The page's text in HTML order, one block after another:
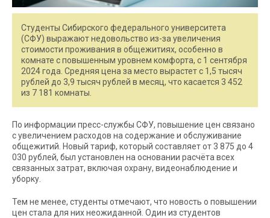
Студенты Сибирского федерального университета
(СФУ) выражают недовольство из-за увеличения
стоимости проживания в общежитиях, особенно в
комнате с повышенным уровнем комфорта, с 1 сентября
2024 года. Средняя цена за место вырастет с 1,5 тысяч
рублей до 3,9 тысяч рублей в месяц, что касается 3 452
из 7 181 комнаты.
По информации пресс-службы СФУ, повышение цен связано
с увеличением расходов на содержание и обслуживание
общежитий. Новый тариф, который составляет от 3 875 до 4
030 рублей, был установлен на основании расчёта всех
связанных затрат, включая охрану, видеонаблюдение и
уборку.
Тем не менее, студенты отмечают, что новость о повышении
цен стала для них неожиданной. Один из студентов